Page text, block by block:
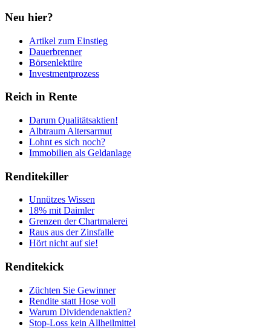
Neu hier?
Artikel zum Einstieg
Dauerbrenner
Börsenlektüre
Investmentprozess
Reich in Rente
Darum Qualitätsaktien!
Albtraum Altersarmut
Lohnt es sich noch?
Immobilien als Geldanlage
Renditekiller
Unnützes Wissen
18% mit Daimler
Grenzen der Chartmalerei
Raus aus der Zinsfalle
Hört nicht auf sie!
Renditekick
Züchten Sie Gewinner
Rendite statt Hose voll
Warum Dividendenaktien?
Stop-Loss kein Allheilmittel